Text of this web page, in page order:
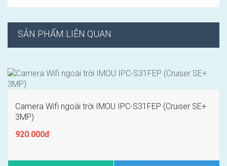
SẢN PHẨM LIÊN QUAN
Camera Wifi ngoài trời IMOU IPC-S31FEP (Cruiser SE+
3MP)
920.000đ